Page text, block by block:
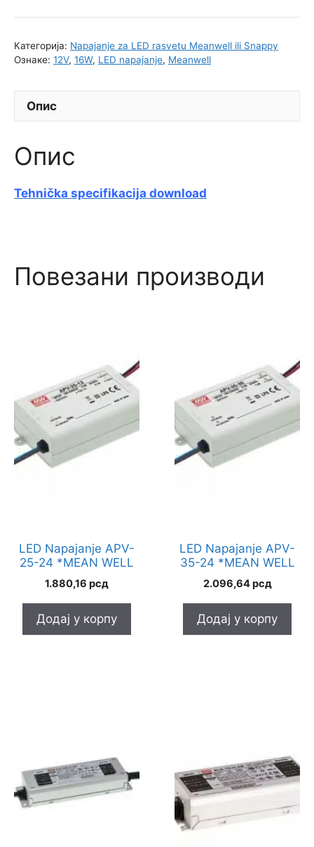
APV-
12
WELL
Категорија: Napajanje za LED rasvetu Meanwell ili Snappy
Ознаке: 12V, 16W, LED napajanje, Meanwell
Опис
Опис
Tehnička specifikacija download
Повезани производи
LED Napajanje APV-
25-24 *MEAN WELL
1.880,16 рсд
Додај у корпу
LED Napajanje APV-
35-24 *MEAN WELL
2.096,64рсд
Додај у корпу